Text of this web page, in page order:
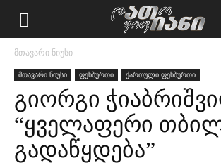
მთავარი ნიუსი
მთავარი ნიუსი ფეხბურთი ქართული ფეხბურთი
გიორგი
“ყველაფერი
გადაწყდება”